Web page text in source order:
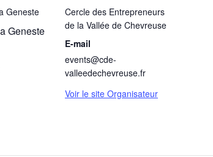
Geneste
Geneste
Cercle des Entrepreneurs
de la Vallée de Chevreuse
E-mail
events@cde-
valleedechevreuse.fr
Voir le site Organisateur